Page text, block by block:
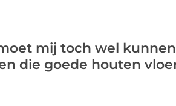
mij toch wel
die goede houten